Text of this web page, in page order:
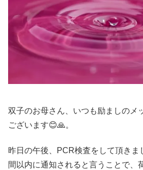
双子のお母さん、いつも励ましのメ
ございます😊🙏。
昨日の午後、PCR検査をして頂きま
間以内に通知されると言うことで、